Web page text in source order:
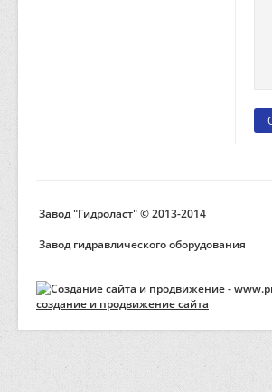
Завод "Гидроласт" © 2013-2014
Завод гидравлического оборудования
создание и продвижение сайта